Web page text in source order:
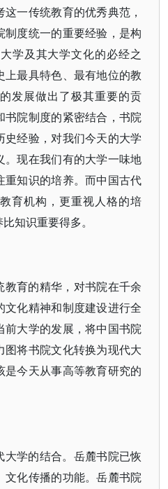
一传统教育的优秀典范，
度统一的重要经验，是构
学及其大学文化的必经之
最具特色、最有地位的教
发展做出了极其重要的贡
院制度的紧密结合，书院
经验，对我们今天的大学
现在我们有的大学一味地
知识的培养。而中国古代
育机构，更重视人格的培
知识重要得多。
教育的精华，对书院在千余
化精神和制度建设进行全
大学的发展，将中国书院
将书院文化转换为现代大
今天从事高等教育研究的
大学的结合。岳麓书院已恢
化传播的功能。岳麓书院